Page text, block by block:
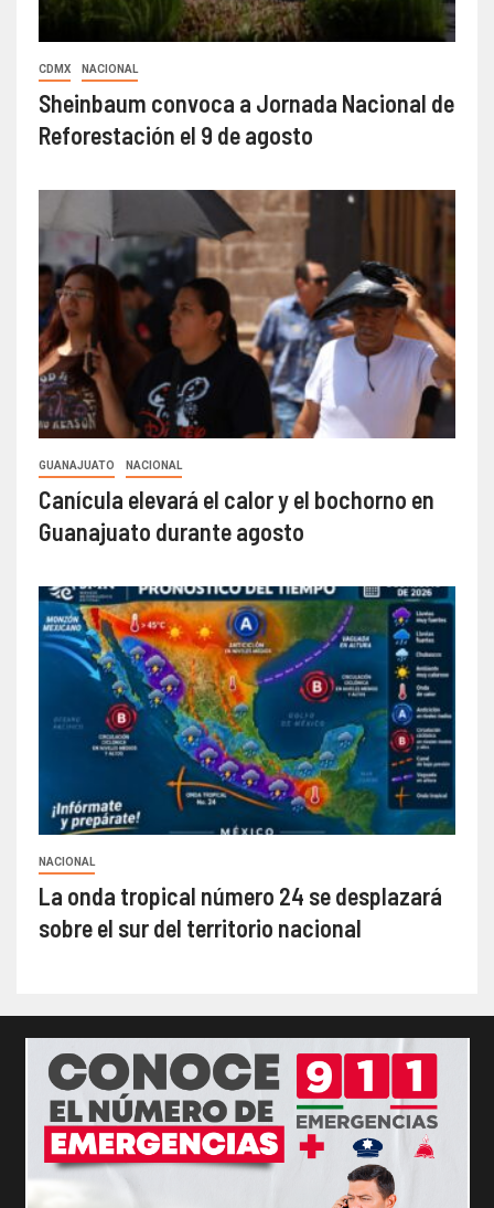
CDMX NACIONAL
Sheinbaum convoca a Jornada Nacional de
Reforestación el 9 de agosto
GUANAJUATO NACIONAL
Canícula elevará el calor y el bochorno en
Guanajuato durante agosto
NACIONAL
La onda tropical número 24 se desplazará
sobre el sur del territorio nacional